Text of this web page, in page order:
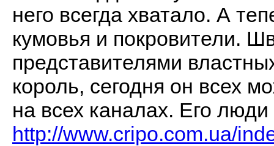
него всегда хватало. А
кумовья и покровители.
представителями
король, сегодня он всех
на всех каналах. Его
http://www.cripo.com.ua/